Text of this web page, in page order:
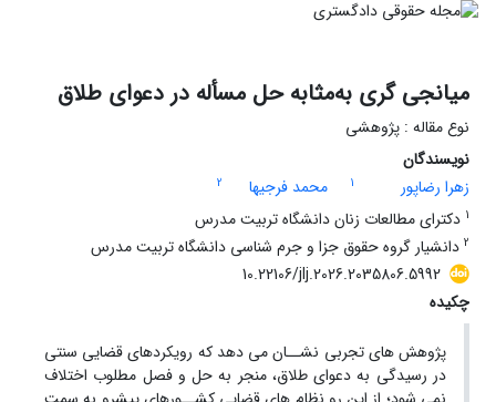
میانجی گری به‌مثابه حل مسأله در دعوای طلاق
نوع مقاله : پژوهشی
نویسندگان
زهرا رضاپور
1 محمد فرجیها
2
1 دکترای مطالعات زنان دانشگاه تربیت مدرس
2 دانشیار گروه حقوق جزا و جرم شناسی دانشگاه تربیت مدرس
10.22106/jlj.2026.2035806.5992
چکیده
پژوهش های تجربی نشــان می دهد که رویکردهای قضایی سنتی
در رسیدگی به دعوای طلاق، منجر به حل و فصل مطلوب اختلاف